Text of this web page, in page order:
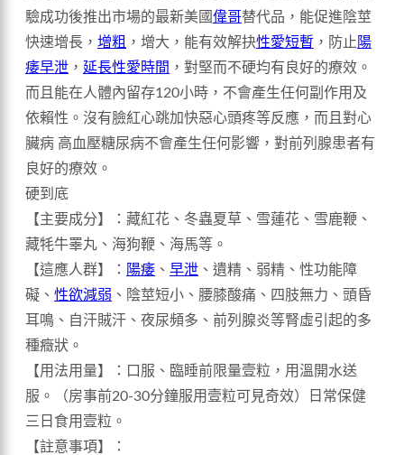
驗成功後推出市場的最新美國偉哥替代品，能促進陰莖
快速增長， 增粗 ，增大，能有效解抉性愛短暫 ，防止 陽
痿早泄 ， 延長性愛時間 ，對堅而不硬均有良好的療效。
而且能在人體內留存120小時，不會產生任何副作用及
依賴性。沒有臉紅心跳加快惡心頭疼等反應，而且對心
臟病 高血壓糖尿病不會產生任何影響，對前列腺患者有
良好的療效。
硬到底
【主要成分】：藏紅花、冬蟲夏草、雪蓮花、雪鹿鞭、
藏牦牛睪丸、海狗鞭、海馬等。
【這應人群】：
陽痿 、 早泄 、遺精、弱精、性功能障
礙、 性欲減弱 、陰莖短小、腰膝酸痛、四肢無力、頭昏
耳鳴、自汗賊汗、夜尿頻多、前列腺炎等腎虛引起的多
種癥狀。
【用法用量】：口服、臨睡前限量壹粒，用溫開水送
服。（房事前20-30分鐘服用壹粒可見奇效）日常保健
三日食用壹粒。
【註意事項】：